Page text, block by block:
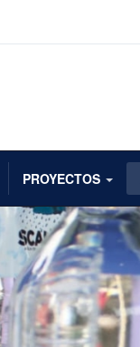
PROYECTOS